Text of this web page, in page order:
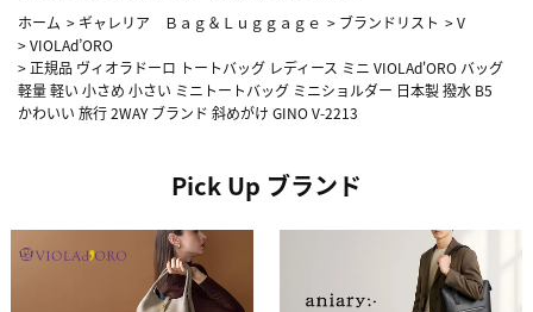
ホーム > ギャレリア Ｂａｇ＆Ｌｕｇｇａｇｅ > ブランドリスト >V
>VIOLAd’ORO
> 正規品 ヴィオラドーロ トートバッグ レディース ミニ VIOLAd'ORO バッグ
軽量 軽い 小さめ 小さい ミニトートバッグ ミニショルダー 日本製 撥水 B5
かわいい 旅行 2WAY ブランド 斜めがけ GINO V-2213
Pick Up ブランド